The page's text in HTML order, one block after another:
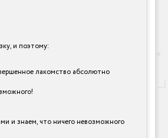
и поэтому:
лакомство абсолютно
и знаем, что ничего невозможного